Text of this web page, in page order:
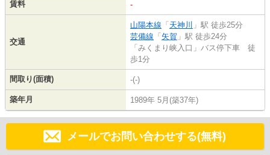
賃料 -
交通
山陽本線 「 天神川 」駅 徒歩25分
芸備線 「 矢賀 」駅 徒歩24分
「みくまり峡入口」バス停下車 徒
歩1分
間取り(面積) -(-)
築年月 1989年 5月(築37年)
メールでお問い合わせする(無料)